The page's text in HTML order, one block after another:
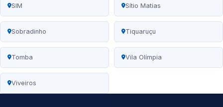
SIM Sítio Matias
Sobradinho Tiquaruçu
Tomba Vila Olímpia
Viveiros